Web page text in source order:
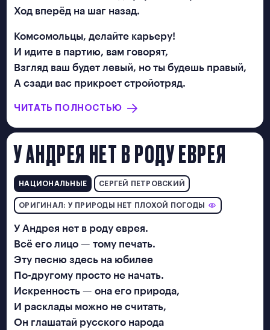
Ход вперёд на шаг назад.
Комсомольцы, делайте карьеру!
И идите в партию, вам говорят,
Взгляд ваш будет левый, но ты будешь правый,
А сзади вас прикроет стройотряд.
ЧИТАТЬ ПОЛНОСТЬЮ
У АНДРЕЯ НЕТ В РОДУ ЕВРЕЯ
НАЦИОНАЛЬНЫЕ СЕРГЕЙ ПЕТРОВСКИЙ
ОРИГИНАЛ: У ПРИРОДЫ НЕТ ПЛОХОЙ ПОГОДЫ
У Андрея нет в роду еврея.
Всё его лицо — тому печать.
Эту песню здесь на юбилее
По-другому просто не начать.
Искренность — она его природа,
И расклады можно не считать,
Он глашатай русского народа
СТРУКТУРА МИНИ-ОПЕРЫ
ОСНОВНЫЕ ПОЭТИЧЕСКИЕ
ПРИЁМЫ
ОСНОВНЫЕ
ЮМОРИСТИЧЕСКИЕ ПРИЁМЫ
ИНТЕРНЕТ
О ПРОЕКТЕ
ПОЛЕЗНОСТИ